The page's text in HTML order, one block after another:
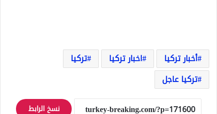
أخبار تركيا اخبار تركيا
تركيا
تركيا عاجل
نسخ الرابط